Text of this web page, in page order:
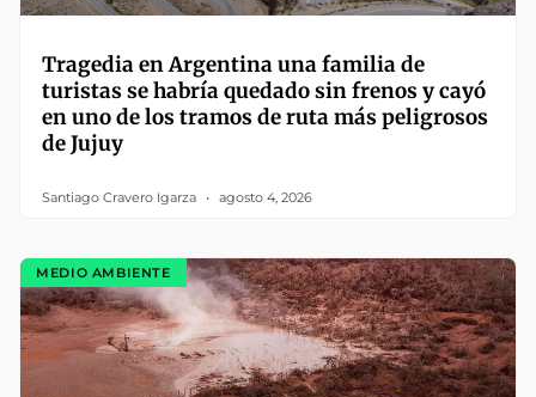
Tragedia en Argentina una familia de
turistas se habría quedado sin frenos y cayó
en uno de los tramos de ruta más peligrosos
de Jujuy
Santiago Cravero Igarza agosto 4, 2026
MEDIO AMBIENTE